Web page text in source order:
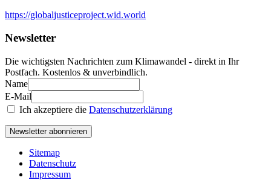
https://globaljusticeproject.wid.world
Newsletter
Die wichtigsten Nachrichten zum Klimawandel - direkt in Ihr
Postfach. Kostenlos & unverbindlich.
Name
E-Mail
Ich akzeptiere die Datenschutzerklärung
Newsletter abonnieren
Sitemap
Datenschutz
Impressum